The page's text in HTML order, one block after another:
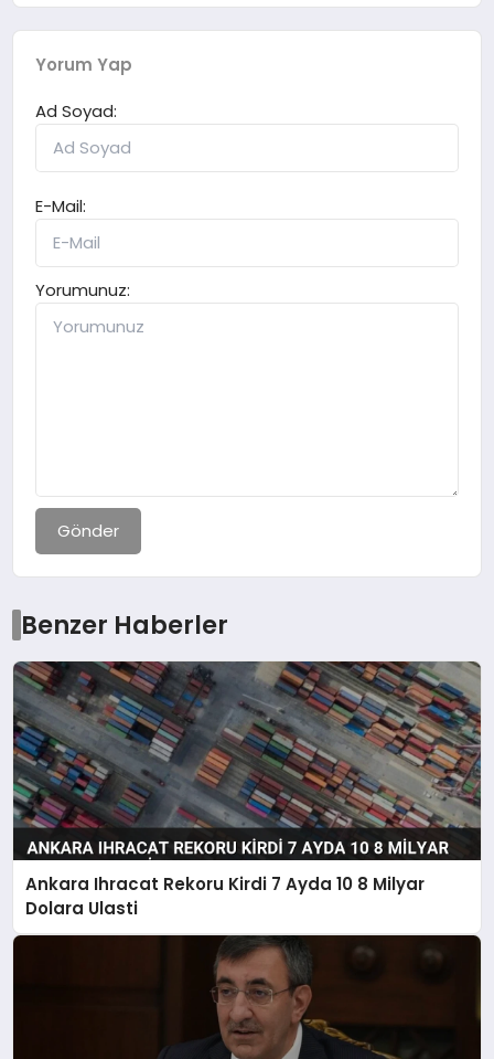
Yorum Yap
Ad Soyad:
E-Mail:
Yorumunuz:
Gönder
Benzer Haberler
Ankara Ihracat Rekoru Kirdi 7 Ayda 10 8 Milyar
Dolara Ulasti